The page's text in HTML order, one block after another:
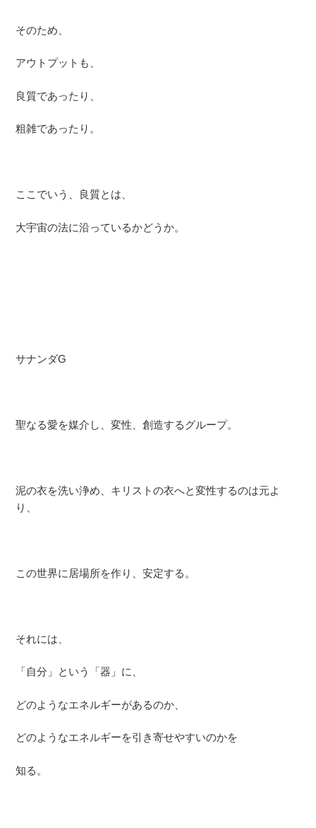
そのため、
アウトプットも、
良質であったり、
粗雑であったり。
ここでいう、良質とは、
大宇宙の法に沿っているかどうか。
サナンダG
聖なる愛を媒介し、変性、創造するグループ。
泥の衣を洗い浄め、キリストの衣へと変性するのは元よ
り、
この世界に居場所を作り、安定する。
それには、
「自分」という「器」に、
どのようなエネルギーがあるのか、
どのようなエネルギーを引き寄せやすいのかを
知る。